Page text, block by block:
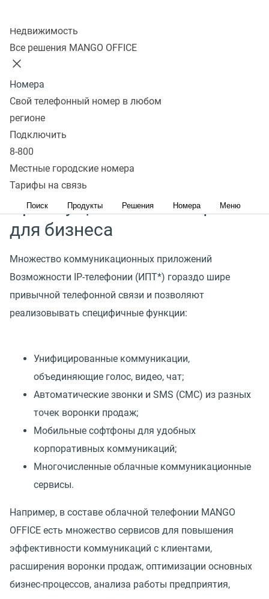
Недвижимость
Все решения MANGO OFFICE
Номера
Свой телефонный номер в любом
регионе
Подключить
8-800
Местные городские номера
Тарифы на связь
Поиск Продукты Решения Номера Меню
Что такое IP-телефония
IP-телефония
через интернет-протокол (IP) вместо
традиционных телефонных сетей. Телефония
может использоваться для разговора двух
и более собеседников.
Преимущества IP-телефонии
для бизнеса
Множество коммуникационных приложений
Возможности IP-телефонии (ИПТ*) гораздо шире
привычной телефонной связи и позволяют
реализовывать специфичные функции:
Унифицированные коммуникации,
объединяющие голос, видео, чат;
Автоматические звонки и SMS (СМС) из разных
точек воронки продаж;
Мобильные софтфоны для удобных
корпоративных коммуникаций;
Многочисленные облачные коммуникационные
сервисы.
Например, в составе облачной телефонии MANGO
OFFICE есть множество сервисов для повышения
эффективности коммуникаций с клиентами,
расширения воронки продаж, оптимизации основных
бизнес-процессов, анализа работы предприятия,